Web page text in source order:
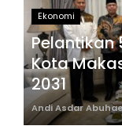
Ekonomi
Pelantikan
Kota
2031
Andi Asdar